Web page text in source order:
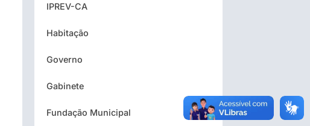
IPREV-CA
Habitação
Governo
Gabinete
Fundação Municipal